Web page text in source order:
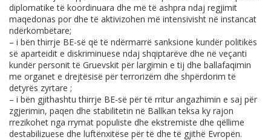
diplomatike të koordinuara dhe më të ashpra ndaj regjimit
maqedonas por dhe të aktivizohen më intensivisht në instancat
ndërkombëtare;
– i bën thirrje BE-së që të ndërmarrë sanksione kundër politikës
së aparteidit e diskriminuese ndaj shqiptarëve dhe në veçanti
kundër personit të Gruevskit për largimin e tij dhe ballafaqimin
me organet e drejtësisë për terrorizëm dhe shpërdorim të
detyrës zyrtare ;
– i bën gjithashtu thirrje BE-së për të rritur angazhimin e saj për
zgjerimin, paqen dhe stabilitetin në Ballkan teksa ky rajon
rrezikohet nga rrymat populiste dhe ekstremiste dhe qëllime
destabilizuese dhe luftënxitëse për të dhe të gjithë Evropën.